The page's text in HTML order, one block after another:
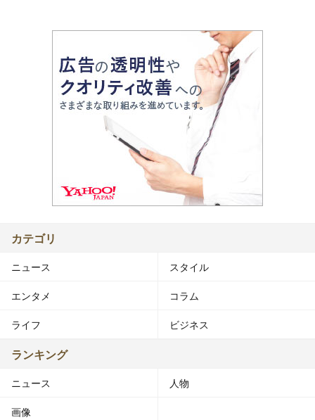
カテゴリ
ニュース スタイル
エンタメ コラム
ライフ ビジネス
ランキング
ニュース 人物
画像